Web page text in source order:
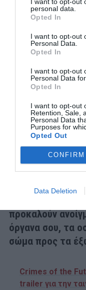
personal data.
Opted In
I want to opt-out
Personal Data.
Opted In
I want to opt-out
Personal Data
Opted In
I want to opt-out
Retention, Sale,
Personal Data
Purposes for
Opted Out
CONFIRM
Data Deletion
Σε αντίθεση με το
τραγωδίες, στα
πρωταγωνιστή
Υπάρχει κι εδώ το
χρησμό και το θείο,
έρχεται και
που έχει ανοίξει,
πάλι. Ένα πολύ
Από το χρώμα
των λήψεων
Έγκερς, το The
προκαλούν
όργανα σου, τα
σώμα προς τα
Crimes of the Future: Κυκλοφόρησε το πρώτο
trailer για την